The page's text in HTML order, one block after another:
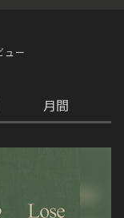
ュー
月間